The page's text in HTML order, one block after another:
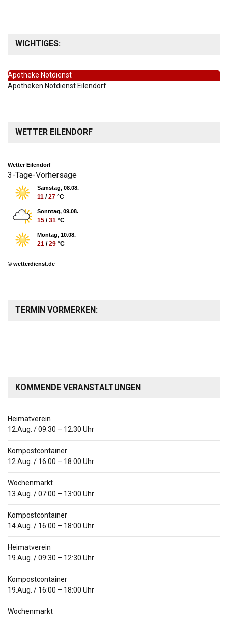
WICHTIGES:
Apotheke Notdienst
Apotheken Notdienst Eilendorf
WETTER EILENDORF
Wetter Eilendorf
3-Tage-Vorhersage
Samstag, 08.08.
11 /27 °C
Sonntag, 09.08.
15 /31 °C
Montag, 10.08.
21 /29 °C
© wetterdienst.de
TERMIN VORMERKEN:
KOMMENDE VERANSTALTUNGEN
Heimatverein
12.Aug. /09:30 – 12:30 Uhr
Kompostcontainer
12.Aug. / 16:00 – 18:00 Uhr
Wochenmarkt
13.Aug. /07:00 – 13:00 Uhr
Kompostcontainer
14.Aug. / 16:00 – 18:00 Uhr
Heimatverein
19.Aug. /09:30 – 12:30 Uhr
Kompostcontainer
19.Aug. / 16:00 – 18:00 Uhr
Wochenmarkt